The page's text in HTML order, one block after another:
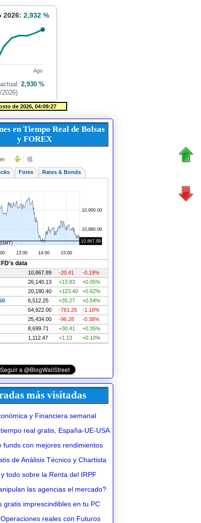
2026: 2,932 %
Ago
2,930 %
2026)
en Tiempo Real de Bolsas
y FOREX
más visitadas
y Financiera semanal
real gratis, España-UE-USA
funds con mejores rendimientos
de Análisis Técnico y Chartista
todo sobre la Renta del IRPF
las agencias el mercado?
gratis imprescindibles en tu PC
reales con Futuros